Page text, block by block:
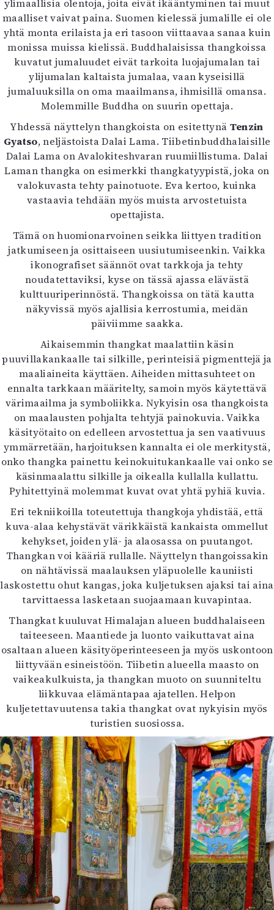
ylimaallisia olentoja, joita eivät ikääntyminen tai muut
maalliset vaivat paina. Suomen kielessä jumalille ei ole
yhtä monta erilaista ja eri tasoon viittaavaa sanaa kuin
monissa muissa kielissä. Buddhalaisissa thangkoissa
kuvatut jumaluudet eivät tarkoita luojajumalan tai
ylijumalan kaltaista jumalaa, vaan kyseisillä
jumaluuksilla on oma maailmansa, ihmisillä omansa.
Molemmille Buddha on suurin opettaja.
Yhdessä näyttelyn thangkoista on esitettynä Tenzin
Gyatso, neljästoista Dalai Lama. Tiibetinbuddhalaisille
Dalai Lama on Avalokiteshvaran ruumiillistuma. Dalai
Laman thangka on esimerkki thangkatyypistä, joka on
valokuvasta tehty painotuote. Eva kertoo, kuinka
vastaavia tehdään myös muista arvostetuista
opettajista.
Tämä on huomionarvoinen seikka liittyen tradition
jatkumiseen ja osittaiseen uusiutumiseenkin. Vaikka
ikonografiset säännöt ovat tarkkoja ja tehty
noudatettaviksi, kyse on tässä ajassa elävästä
kulttuuriperinnöstä. Thangkoissa on tätä kautta
näkyvissä myös ajallisia kerrostumia, meidän
päiviimme saakka.
Aikaisemmin thangkat maalattiin käsin
puuvillakankaalle tai silkille, perinteisiä pigmenttejä ja
maaliaineita käyttäen. Aiheiden mittasuhteet on
ennalta tarkkaan määritelty, samoin myös käytettävä
värimaailma ja symboliikka. Nykyisin osa thangkoista
on maalausten pohjalta tehtyjä painokuvia. Vaikka
käsityötaito on edelleen arvostettua ja sen vaativuus
ymmärretään, harjoituksen kannalta ei ole merkitystä,
onko thangka painettu keinokuitukankaalle vai onko se
käsinmaalattu silkille ja oikealla kullalla kullattu.
Pyhitettyinä molemmat kuvat ovat yhtä pyhiä kuvia.
Eri tekniikoilla toteutettuja thangkoja yhdistää, että
kuva-alaa kehystävät värikkäistä kankaista ommellut
kehykset, joiden ylä- ja alaosassa on puutangot.
Thangkan voi kääriä rullalle. Näyttelyn thangoissakin
on nähtävissä maalauksen yläpuolelle kauniisti
laskostettu ohut kangas, joka kuljetuksen ajaksi tai aina
tarvittaessa lasketaan suojaamaan kuvapintaa.
Thangkat kuuluvat Himalajan alueen buddhalaiseen
taiteeseen. Maantiede ja luonto vaikuttavat aina
osaltaan alueen käsityöperinteeseen ja myös uskontoon
liittyvään esineistöön. Tiibetin alueella maasto on
vaikeakulkuista, ja thangkan muoto on suunniteltu
liikkuvaa elämäntapaa ajatellen. Helpon
kuljetettavuutensa takia thangkat ovat nykyisin myös
turistien suosiossa.